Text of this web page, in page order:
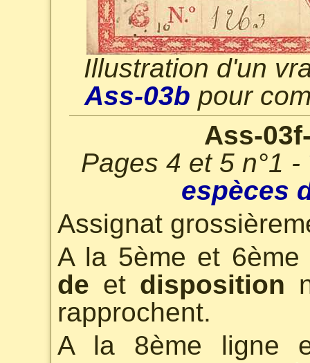
Illustration d'un
Ass-03b pour
Ass-
Pages 4 et 5 n°1 -
espèces
Assignat
A la 5ème et
de et disposition
rapprochent.
A la 8ème ligne